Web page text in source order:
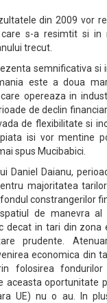
din 2009 vor
s-a resimtit si in
trecut.
semnificativa si
este a doua
opereaza in
de declin
de flexibilitate si
isi vor mentine
spus Mucibabici.
Daniel Daianu,
majoritatea
constrangerilor
de manevra
decat in tari din zona
prudente.
economica din
folosirea fondurilor
aceasta oportunitate
UE) nu o au. In